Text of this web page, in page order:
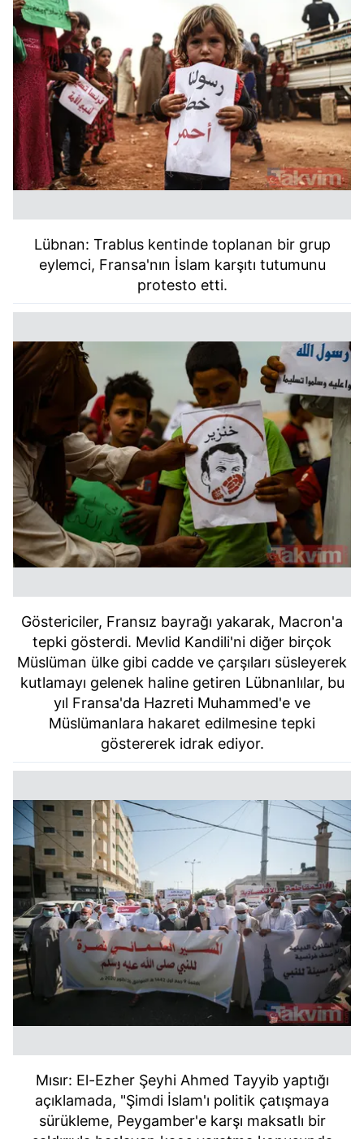
Lübnan: Trablus kentinde toplanan bir grup
eylemci, Fransa'nın İslam karşıtı tutumunu
protesto etti.
Göstericiler, Fransız bayrağı yakarak, Macron'a
tepki gösterdi. Mevlid Kandili'ni diğer birçok
Müslüman ülke gibi cadde ve çarşıları süsleyerek
kutlamayı gelenek haline getiren Lübnanlılar, bu
yıl Fransa'da Hazreti Muhammed'e ve
Müslümanlara hakaret edilmesine tepki
göstererek idrak ediyor.
Mısır: El-Ezher Şeyhi Ahmed Tayyib yaptığı
açıklamada, "Şimdi İslam'ı politik çatışmaya
sürükleme, Peygamber'e karşı maksatlı bir